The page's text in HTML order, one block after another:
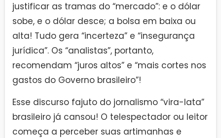
justificar as tramas do “mercado”: e o dólar
sobe, e o dólar desce; a bolsa em baixa ou
alta! Tudo gera “incerteza” e “insegurança
jurídica”. Os “analistas”, portanto,
recomendam “juros altos” e “mais cortes nos
gastos do Governo brasileiro”!
Esse discurso fajuto do jornalismo “vira-lata”
brasileiro já cansou! O telespectador ou leitor
começa a perceber suas artimanhas e